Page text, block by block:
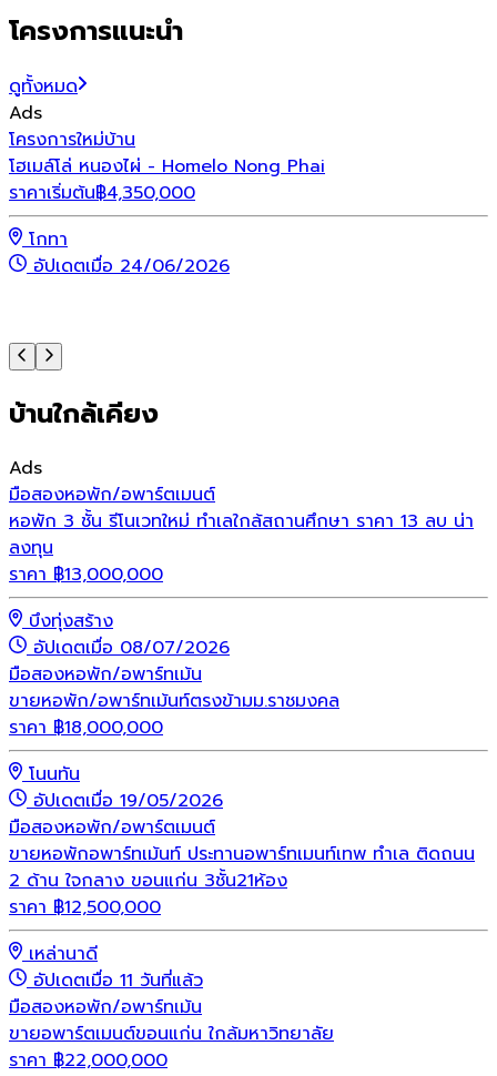
โครงการแนะนำ
ดูทั้งหมด
Ads
โครงการใหม่บ้าน
โฮเมล์โล่ หนองไผ่ - Homelo Nong Phai
ราคาเริ่มต้น฿4,350,000
โกทา
อัปเดตเมื่อ 24/06/2026
บ้านใกล้เคียง
Ads
มือสองหอพัก/อพาร์ตเมนต์
หอพัก 3 ชั้น รีโนเวทใหม่ ทำเลใกล้สถานศึกษา ราคา 13 ลบ น่า
ลงทุน
ราคา ฿13,000,000
บึงทุ่งสร้าง
อัปเดตเมื่อ 08/07/2026
มือสองหอพัก/อพาร์ทเม้น
ขายหอพัก/อพาร์ทเม้นท์ตรงข้ามม.ราชมงคล
ราคา ฿18,000,000
โนนทัน
อัปเดตเมื่อ 19/05/2026
มือสองหอพัก/อพาร์ตเมนต์
ขายหอพักอพาร์ทเม้นท์ ประทานอพาร์ทเมนท์เทพ ทำเล ติดถนน
2 ด้าน ใจกลาง ขอนแก่น 3ชั้น21ห้อง
ราคา ฿12,500,000
เหล่านาดี
อัปเดตเมื่อ 11 วันที่แล้ว
มือสองหอพัก/อพาร์ทเม้น
ขายอพาร์ตเมนต์ขอนแก่น ใกล้มหาวิทยาลัย
ราคา ฿22,000,000